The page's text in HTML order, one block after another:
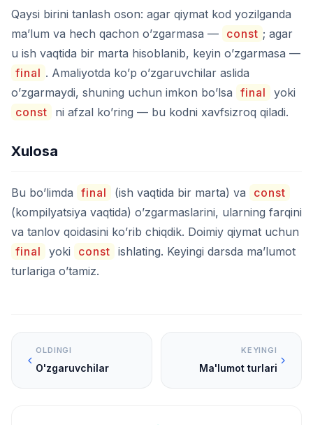
Qaysi birini tanlash oson: agar qiymat kod yozilganda
ma’lum va hech qachon o’zgarmasa — const ; agar
u ish vaqtida bir marta hisoblanib, keyin o’zgarmasa —
final . Amaliyotda ko’p o’zgaruvchilar aslida
o’zgarmaydi, shuning uchun imkon bo’lsa final
yoki
const
ni afzal ko’ring — bu kodni xavfsizroq qiladi.
Xulosa
Bu bo’limda final (ish vaqtida bir marta) va
const
(kompilyatsiya vaqtida) o’zgarmaslarini, ularning farqini
va tanlov qoidasini ko’rib chiqdik. Doimiy qiymat uchun
final
yoki const ishlating. Keyingi darsda ma’lumot
turlariga o’tamiz.
OLDINGI
O'zgaruvchilar
KEYINGI
Ma'lumot turlari